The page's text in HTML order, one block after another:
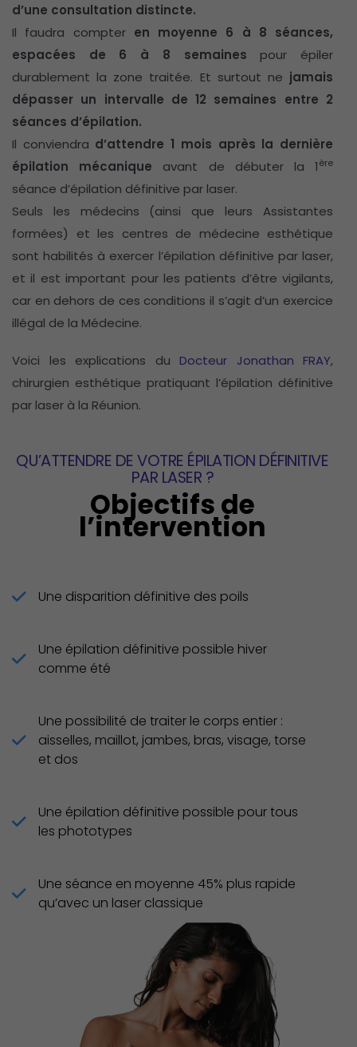
d’une consultation distincte.
Il faudra compter en moyenne 6 à 8 séances,
espacées de 6 à 8 semaines pour épiler
durablement la zone traitée. Et surtout ne jamais
dépasser un intervalle de 12 semaines entre 2
séances d’épilation.
Il conviendra d’attendre 1 mois après la dernière
épilation mécanique avant de débuter la 1ère
séance d’épilation définitive par laser.
Seuls les médecins (ainsi que leurs Assistantes
formées) et les centres de médecine esthétique
sont habilités à exercer l’épilation définitive par laser,
et il est important pour les patients d’être vigilants,
car en dehors de ces conditions il s’agit d’un exercice
illégal de la Médecine.
Voici les explications du Docteur Jonathan FRAY,
chirurgien esthétique pratiquant l’épilation définitive
par laser à la Réunion.
QU’ATTENDRE DE VOTRE ÉPILATION DÉFINITIVE
PAR LASER ?
Objectifs de
l’intervention
Une disparition définitive des poils
Une épilation définitive possible hiver
comme été
Une possibilité de traiter le corps entier :
aisselles, maillot, jambes, bras, visage, torse
et dos
Une épilation définitive possible pour tous
les phototypes
Une séance en moyenne 45% plus rapide
qu’avec un laser classique